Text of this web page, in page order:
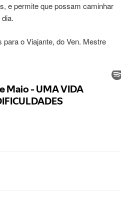
e permite que possam caminhar
para o Viajante, do Ven. Mestre